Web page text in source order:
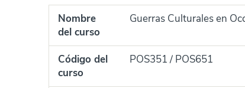
Nombre
del curso
Guerras Culturales en
Código del
curso
POS351 / POS651